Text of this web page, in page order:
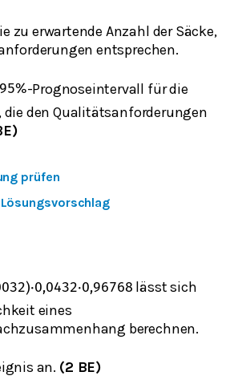
zu erwartende Anzahl der Säcke,
entsprechen.
95%-Prognoseintervall für die
die den Qualitätsanforderungen
prüfen
Lösungsvorschlag
32)⋅0,0432⋅0,96768 lässt sich
eines
berechnen.
an. (2 BE)